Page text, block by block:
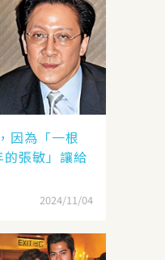
因為「一根
張敏」讓給
2024/11/04